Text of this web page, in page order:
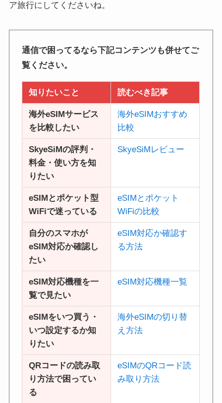
ア旅行にしてくださいね。
通信で困ってるなら下記コンテンツも併せてご
覧ください。
知りたいこと 読むべき記事
海外eSIMサービス
を比較したい
海外eSIMおすすめ
比較
SkyeSiMの評判・
料金・使い方を知
りたい
SkyeSiMレビュー
eSIMとポケット型
WiFiで迷っている
eSIMとポケット
WiFiの比較
自分のスマホが
eSIM対応か確認し
たい
eSIM対応か確認す
る方法
eSIM対応機種を一
覧で見たい
eSIM対応機種一覧
eSIMをいつ買う・
いつ設定するか知
りたい
海外eSIMの切り替
え方法
QRコードの読み取
り方法で困ってい
る
eSIMのQRコード読
み取り方法